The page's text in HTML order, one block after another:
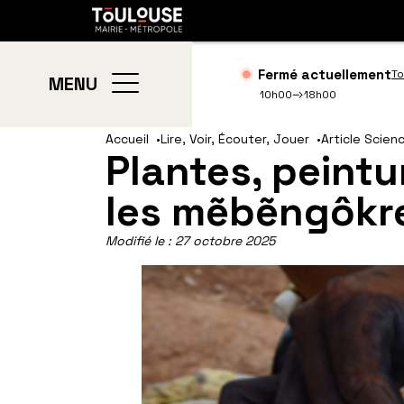
Gestion de vos préférences sur les cookies
Aller
au
contenu
Aller
à
la
Toulouse
MENU Fermé actuellement
10h00
18h00
Accueil Lire, Voir, Écouter, Jouer Article
Plantes,
les
Modifié le :27 octobre 2025